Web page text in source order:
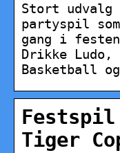
Stort udvalg
partyspil
gang i
Drikke Ludo,
Basketball
Tiger